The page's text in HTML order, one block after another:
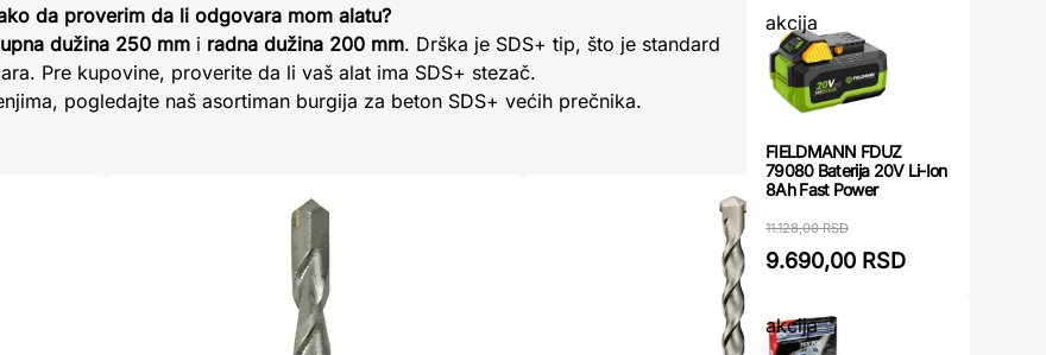
da proverim da li odgovara mom alatu?
dužina 250 mm i radna dužina 200 mm. Drška je SDS+ tip, što je standard
Pre kupovine, proverite da li vaš alat ima SDS+ stezač.
pogledajte naš asortiman burgija za beton SDS+ većih prečnika.
akcija
FIELDMANN FDUZ
79080 Baterija 20V Li-Ion
8Ah Fast Power
11.128,00 RSD
9.690,00 RSD
akcija